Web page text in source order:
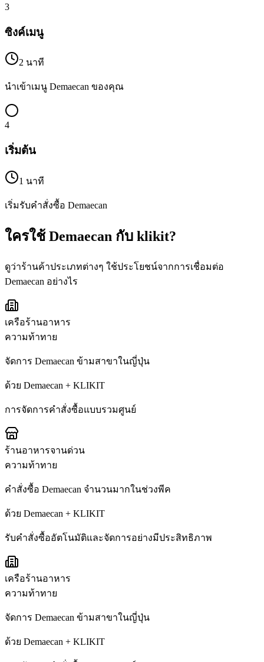
3
ซิงค์เมนู
2 นาที
นำเข้าเมนู Demaecan ของคุณ
4
เริ่มต้น
1 นาที
เริ่มรับคำสั่งซื้อ Demaecan
ใครใช้ Demaecan กับ klikit?
ดูว่าร้านค้าประเภทต่างๆ ใช้ประโยชน์จากการเชื่อมต่อ
Demaecan อย่างไร
เครือร้านอาหาร
ความท้าทาย
จัดการ Demaecan ข้ามสาขาในญี่ปุ่น
ด้วย Demaecan + KLIKIT
การจัดการคำสั่งซื้อแบบรวมศูนย์
ร้านอาหารจานด่วน
ความท้าทาย
คำสั่งซื้อ Demaecan จำนวนมากในช่วงพีค
ด้วย Demaecan + KLIKIT
รับคำสั่งซื้ออัตโนมัติและจัดการอย่างมีประสิทธิภาพ
เครือร้านอาหาร
ความท้าทาย
จัดการ Demaecan ข้ามสาขาในญี่ปุ่น
ด้วย Demaecan + KLIKIT